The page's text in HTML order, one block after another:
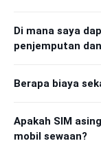
Di mana saya
penjemputan
Berapa biaya
Apakah SIM
mobil sewaan?